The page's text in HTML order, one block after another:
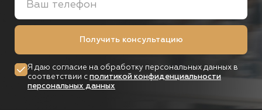
Получить консультацию
Я даю согласие на обработку персональных данных в
соответствии с политикой конфиденциальности
персональных данных